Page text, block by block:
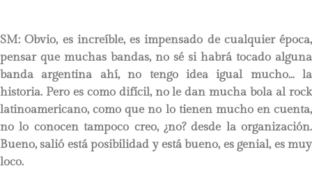
SM: Obvio, es increíble, es impensado de cualquier época,
pensar que muchas bandas, no sé si habrá tocado alguna
banda argentina ahí, no tengo idea igual mucho… la
historia. Pero es como difícil, no le dan mucha bola al rock
latinoamericano, como que no lo tienen mucho en cuenta,
no lo conocen tampoco creo, ¿no? desde la organización.
Bueno, salió está posibilidad y está bueno, es genial, es muy
loco.